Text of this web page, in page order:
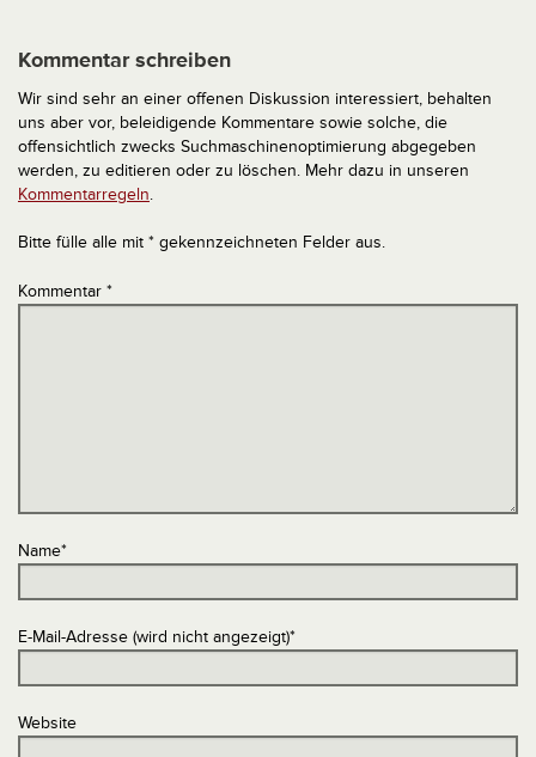
Kommentar schreiben
Wir sind sehr an einer offenen Diskussion interessiert, behalten
uns aber vor, beleidigende Kommentare sowie solche, die
offensichtlich zwecks Suchmaschinenoptimierung abgegeben
werden, zu editieren oder zu löschen. Mehr dazu in unseren
Kommentarregeln.
Bitte fülle alle mit * gekennzeichneten Felder aus.
Kommentar *
Name*
E-Mail-Adresse (wird nicht angezeigt)*
Website